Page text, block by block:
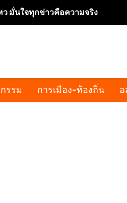
มั่นใจทุกข่าวคือความจริง
รรม การเมือง-ท้องถิ่น